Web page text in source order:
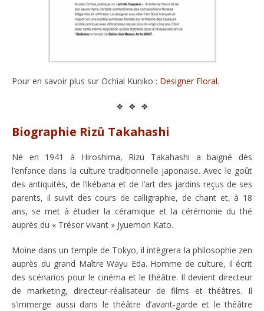
Pour en savoir plus sur Ochial Kuniko : Designer Floral.
❖ ❖ ❖
Biographie Rizü Takahashi
Né en 1941 à Hiroshima, Rizü Takahashi a baigné dès
l’enfance dans la culture traditionnelle japonaise. Avec le goût
des antiquités, de l’ikébana et de l’art des jardins reçus de ses
parents, il suivit des cours de calligraphie, de chant et, à 18
ans, se met à étudier la céramique et la cérémonie du thé
auprès du « Trésor vivant » Jyuemon Kato.
Moine dans un temple de Tokyo, il intègrera la philosophie zen
auprès du grand Maître Wayu Eda. Homme de culture, il écrit
des scénarios pour le cinéma et le théâtre. Il devient directeur
de marketing, directeur-réalisateur de films et théâtres. Il
s’immerge aussi dans le théâtre d’avant-garde et le théâtre